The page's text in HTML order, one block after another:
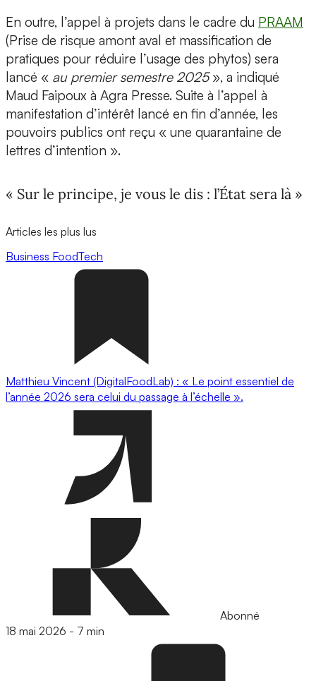
En outre, l’appel à projets dans le cadre du PRAAM
(Prise de risque amont aval et massification de
pratiques pour réduire l’usage des phytos) sera
lancé « au premier semestre 2025», a indiqué
Maud Faipoux à Agra Presse. Suite à l’appel à
manifestation d’intérêt lancé en fin d’année, les
pouvoirs publics ont reçu « une quarantaine de
lettres d’intention ».
« Sur le principe, je vous le dis : l’État sera là »
Articles les plus lus
Business FoodTech
Matthieu Vincent (DigitalFoodLab) : « Le point essentiel de
l’année 2026 sera celui du passage à l’échelle ».
Abonné
18 mai 2026 - 7 min